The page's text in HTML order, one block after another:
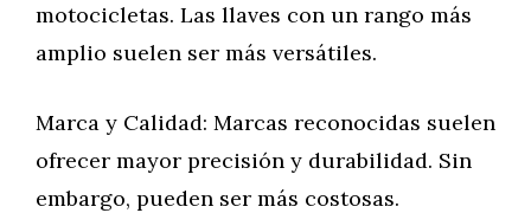
motocicletas. Las llaves con un rango más
amplio suelen ser más versátiles.
Marca y Calidad: Marcas reconocidas suelen
ofrecer mayor precisión y durabilidad. Sin
embargo, pueden ser más costosas.